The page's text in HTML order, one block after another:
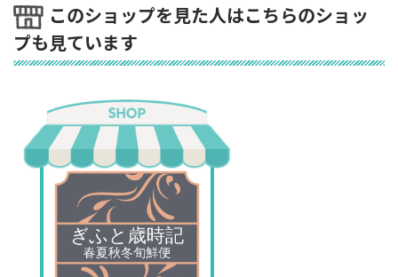
このショップを見た人はこちらのショッ
プも見ています